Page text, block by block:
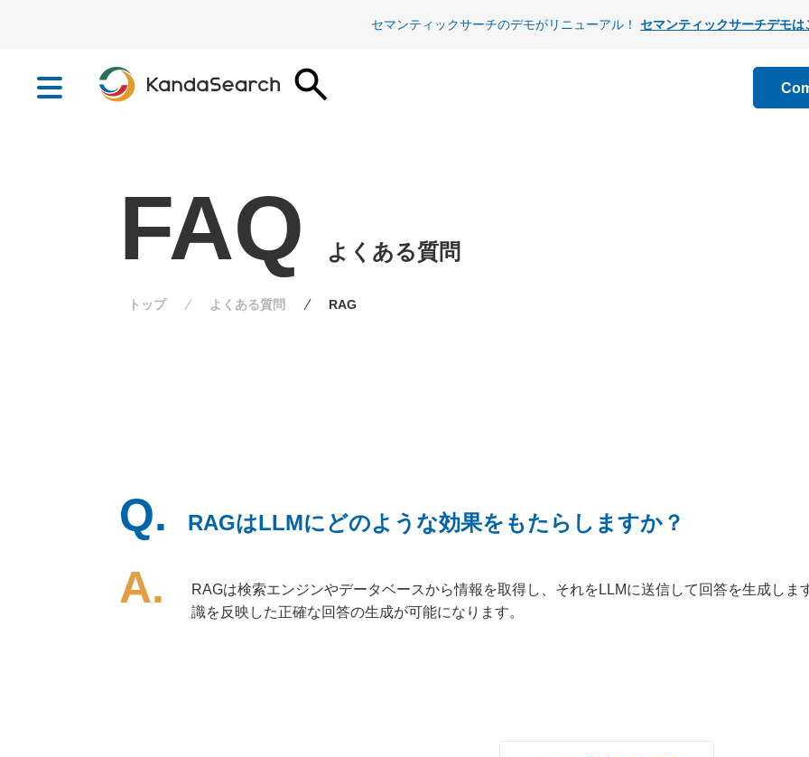
セマンティックサーチのデモがリニューアル！ セマンティックサーチデモは
FAQ よくある質問
トップ よくある質問 RAG
Q. RAGはLLMにどのような効果をもたらしますか？
A.
RAGは検索エンジンやデータベースから情報を取得し、それをLLMに送信して回答を生成し
識を反映した正確な回答の生成が可能になります。